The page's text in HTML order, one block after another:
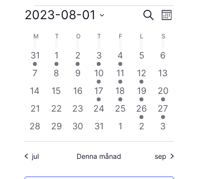
Evenemang
Evenemang
Search
and
Views
Navigation
SÖK
Evenemang
MÅNAD
2023-08-01
datum.
Kalender
av
Evenemang
M MÅNDAG
T TISDAG
OONSDAG
T TORSDAG
FFREDAG
L LÖRDAG
S
1
evenemang
31
1
evenemang
1
1
evenemang
2
1
evenemang
3
1
evenemang
4
0
evenemang
5
0
evenemang
6
0
evenemang
7
0
evenemang
8
0
evenemang
9
1
evenemang
10
1
evenemang
11
1
evenemang
12
0
evenemang
13
0
evenemang
14
0
evenemang
15
0
evenemang
16
1
evenemang
17
1
evenemang
18
1
evenemang
19
1
evenemang
20
0
evenemang
21
0
evenemang
22
0
evenemang
23
0
evenemang
24
0
evenemang
25
2
evenemang
26
1
evenemang
27
0
evenemang
28
0
evenemang
29
0
evenemang
30
0
evenemang
31
0
evenemang
1
0
evenemang
2
0
evenemang
3
jul Denna månad sep